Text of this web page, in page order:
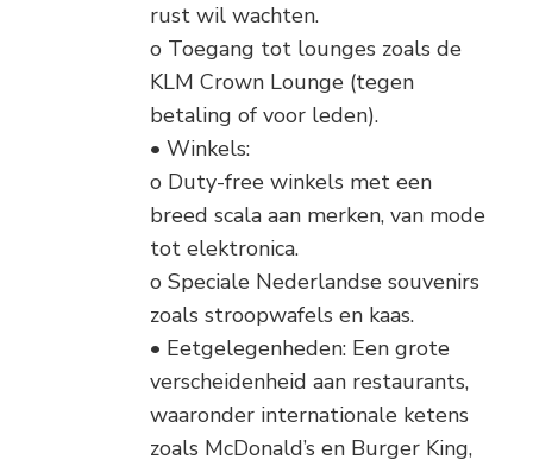
rust wil wachten.
o Toegang tot lounges zoals de
KLM Crown Lounge (tegen
betaling of voor leden).
• Winkels:
o Duty-free winkels met een
breed scala aan merken, van mode
tot elektronica.
o Speciale Nederlandse souvenirs
zoals stroopwafels en kaas.
• Eetgelegenheden: Een grote
verscheidenheid aan restaurants,
waaronder internationale ketens
zoals McDonald’s en Burger King,